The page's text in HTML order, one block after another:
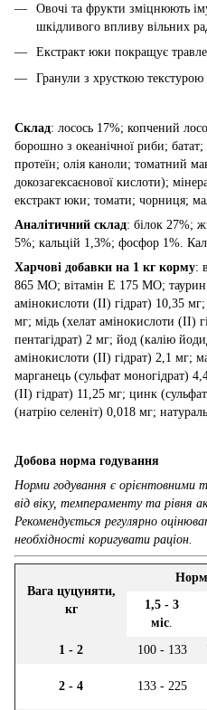
Овочі та фрукти зміцнюють
шкідливого впливу вільних
Екстракт юки покращує
Гранули з хрусткою текстурою
Склад: лосось 17%; копчений
борошно з океанічної риби;
протеїн; олія каноли; томатний
докозагексаєнової кислоти);
екстракт юки; томати; чорниця;
Аналітичний склад: білок 27%;
5%; кальцій 1,3%; фосфор 1%.
Харчові добавки на 1 кг корму:
865 МО; вітамін E 175 МО; таурин
амінокислоти (II) гідрат) 10,35 мг;
мг; мідь (хелат амінокислоти (II)
пентагідрат) 2 мг; йод (калію
амінокислоти (II) гідрат) 2,1 мг;
марганець (сульфат моногідрат)
(II) гідрат) 11,25 мг; цинк
(натрію селеніт) 0,018 мг;
Добова норма годування
Норми годування є
від віку, темпераменту та рівня
Рекомендується регулярно
необхідності коригувати раціон.
Вага цуцуняти,
кг
1,5 - 3
міс
1 - 2
100 - 133
2 - 4 133 - 225